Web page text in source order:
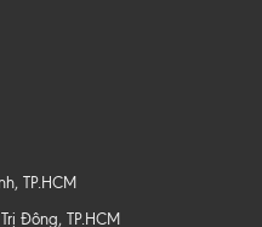
TP.HCM
Đông, TP.HCM